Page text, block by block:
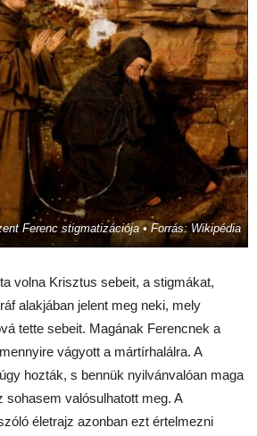
Ferenc stigmatizációja • Forrás: Wikipédia
volna Krisztus sebeit, a stigmákat,
alakjában jelent meg neki, mely
tette sebeit. Magának Ferencnek a
vágyott a mártírhalálra. A
hozták, s bennük nyilvánvalóan maga
sohasem valósulhatott meg. A
életrajz azonban ezt értelmezni